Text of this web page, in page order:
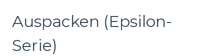
Auspacken (Epsilon-
Serie)